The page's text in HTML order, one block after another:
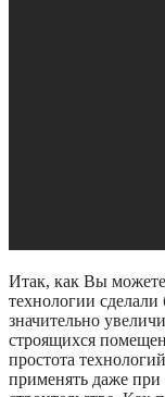
Итак, как Вы
технологии
значительно
строящихся
простота
применять даже